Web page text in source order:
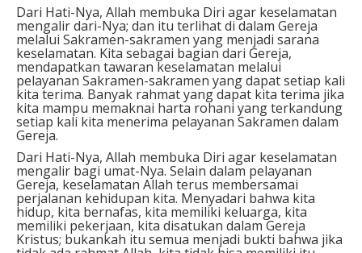
Dari Hati-Nya, Allah membuka Diri agar keselamatan
mengalir dari-Nya; dan itu terlihat di dalam Gereja
melalui Sakramen-sakramen yang menjadi sarana
keselamatan. Kita sebagai bagian dari Gereja,
mendapatkan tawaran keselamatan melalui
pelayanan Sakramen-sakramen yang dapat setiap kali
kita terima. Banyak rahmat yang dapat kita terima jika
kita mampu memaknai harta rohani yang terkandung
setiap kali kita menerima pelayanan Sakramen dalam
Gereja.
Dari Hati-Nya, Allah membuka Diri agar keselamatan
mengalir bagi umat-Nya. Selain dalam pelayanan
Gereja, keselamatan Allah terus membersamai
perjalanan kehidupan kita. Menyadari bahwa kita
hidup, kita bernafas, kita memiliki keluarga, kita
memiliki pekerjaan, kita disatukan dalam Gereja
Kristus; bukankah itu semua menjadi bukti bahwa jika